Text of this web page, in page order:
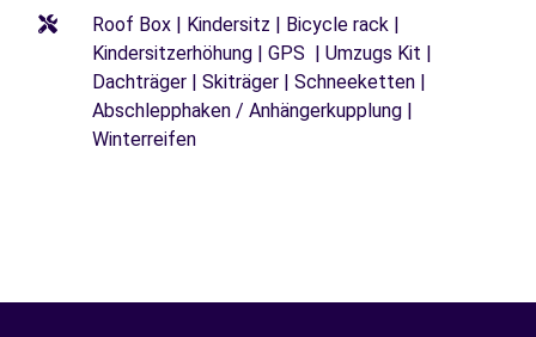
Roof Box | Kindersitz | Bicycle rack |
Kindersitzerhöhung | GPS | Umzugs Kit |
Dachträger | Skiträger | Schneeketten |
Abschlepphaken / Anhängerkupplung |
Winterreifen